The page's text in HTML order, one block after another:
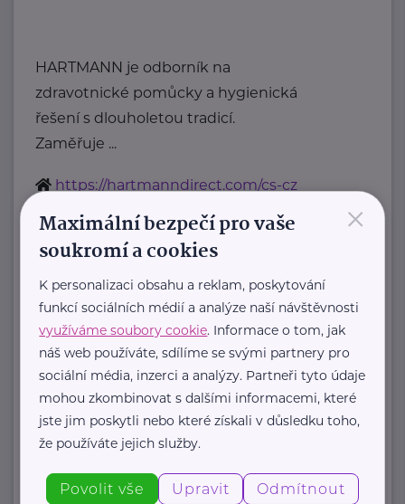
HARTMANN je odborník na
zdravotnické pomůcky a hygienická
řešení s dlouholetou tradicí.
Zaměřuje ...
https://hartmanndirect.com/cs-cz
info@hartmanndirect.cz
Zobrazit přehled společností
×
Maximální bezpečí pro vaše
soukromí a cookies
K personalizaci obsahu a reklam, poskytování
funkcí sociálních médií a analýze naší návštěvnosti
využíváme soubory cookie. Informace o tom, jak
náš web používáte, sdílíme se svými partnery pro
sociální média, inzerci a analýzy. Partneři tyto údaje
mohou zkombinovat s dalšími informacemi, které
jste jim poskytli nebo které získali v důsledku toho,
že používáte jejich služby.
Povolit vše Upravit Odmítnout